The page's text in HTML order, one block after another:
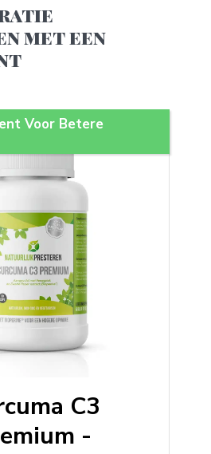
met een
Voor Betere
C3
-